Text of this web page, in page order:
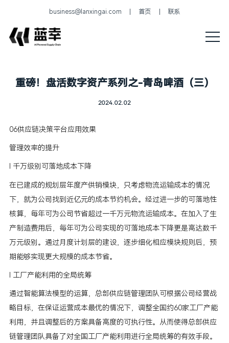
business@lanxingai.com 首页 联系
重磅！盘活数字资产系列之-青岛啤酒（三）
2024.02.02
06供应链决策平台应用效果
管理效率的提升
l 千万级别可落地成本下降
在已建成的规划层年度产供销模块，只考虑物流运输成本的情况
下，就为公司找到近亿元的成本节约机会。经过进一步的可落地性
核算，每年可为公司节省超过一千万元物流运输成本。在加入了生
产制造费用后，每年可为公司实现的可落地成本下降更是高达数千
万元级别。通过月度计划层的建设，逐步细化相应模块规则后，预
期能够实现更大规模的成本节省。
l 工厂产能利用的全局统筹
通过智能算法模型的运算，总部供应链管理团队可根据公司经营战
略目标，在保证运营成本最优的情况下，调整全国约60家工厂产能
利用，并且调整后的方案具备高度的可执行性。从而使得总部供应
链管理团队具备了对全国工厂产能利用进行全局统筹的有效手段。